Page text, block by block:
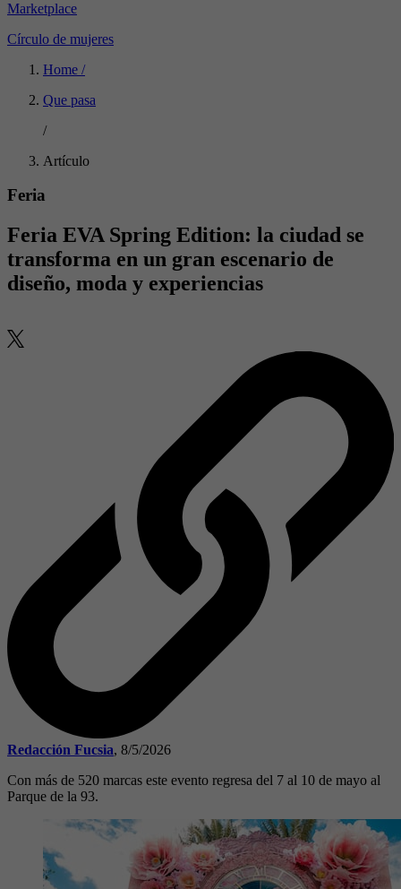
Marketplace
Círculo de mujeres
Home /
Que pasa
/
Artículo
Feria
Feria EVA Spring Edition: la ciudad se
transforma en un gran escenario de
diseño, moda y experiencias
Redacción Fucsia, 8/5/2026
Con más de 520 marcas este evento regresa del 7 al 10 de mayo al
Parque de la 93.